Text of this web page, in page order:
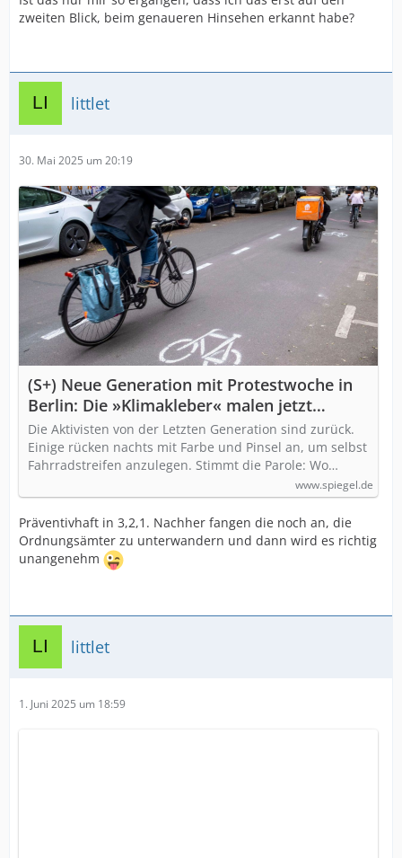
zweiten Blick, beim genaueren Hinsehen erkannt habe?
littlet
30. Mai 2025 um 20:19
(S+) Neue Generation mit Protestwoche in
Berlin: Die »Klimakleber« malen jetzt
illegale Radwege
Die Aktivisten von der Letzten Generation sind zurück.
Einige rücken nachts mit Farbe und Pinsel an, um selbst
Fahrradstreifen anzulegen. Stimmt die Parole: Wo…
www.spiegel.de
Präventivhaft in 3,2,1. Nachher fangen die noch an, die
Ordnungsämter zu unterwandern und dann wird es richtig
unangenehm
littlet
1. Juni 2025 um 18:59